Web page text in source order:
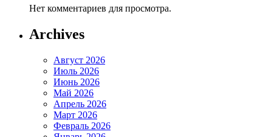
Нет комментариев для просмотра.
Archives
Август 2026
Июль 2026
Июнь 2026
Май 2026
Апрель 2026
Март 2026
Февраль 2026